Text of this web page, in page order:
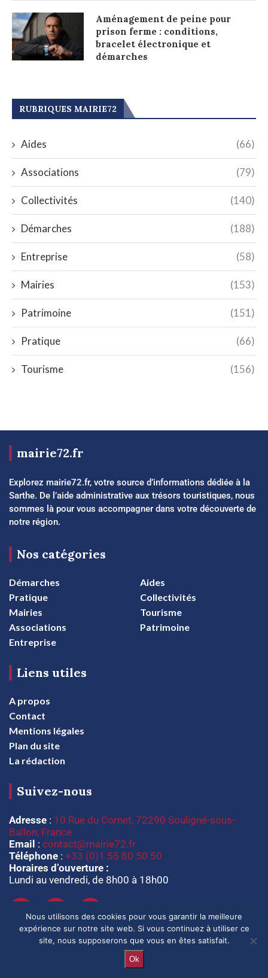
Aménagement de peine pour
prison ferme : conditions,
bracelet électronique et
démarches
RUBRIQUES MAIRIE72
Aides (66)
Associations (79)
Collectivités (140)
Démarches (188)
Entreprise (58)
Mairies (153)
Patrimoine (151)
Pratique (66)
Tourisme (156)
mairie72.fr
Explorez mairie72.fr, votre source d’informations dédiée à la
Sarthe. De l’aide administrative aux trésors touristiques, nous
sommes là pour vous accompagner dans votre découverte de
notre région.
Nos catégories
Démarches
Aides
Pratique
Collectivités
Mairies
Tourisme
Associations
Patrimoine
Entreprise
Liens utiles
A propos
Contact
Mentions légales
Plan du site
La rédaction
Suivez-nous
Adresse : 10 Rue du Cornet, 72290 Souligné-sous-
Ballon, France
Email : contact@mairie72.fr
Téléphone : +33 (0)1 55 80 50 50
Horaires d’ouverture :
Lundi au vendredi, de 8h00 à 18h00
@2024 – Tous droits réservés. @
Nous utilisons des cookies pour vous garantir la meilleure
expérience sur notre site web. Si vous continuez à utiliser ce
site, nous supposerons que vous en êtes satisfait.
Ok